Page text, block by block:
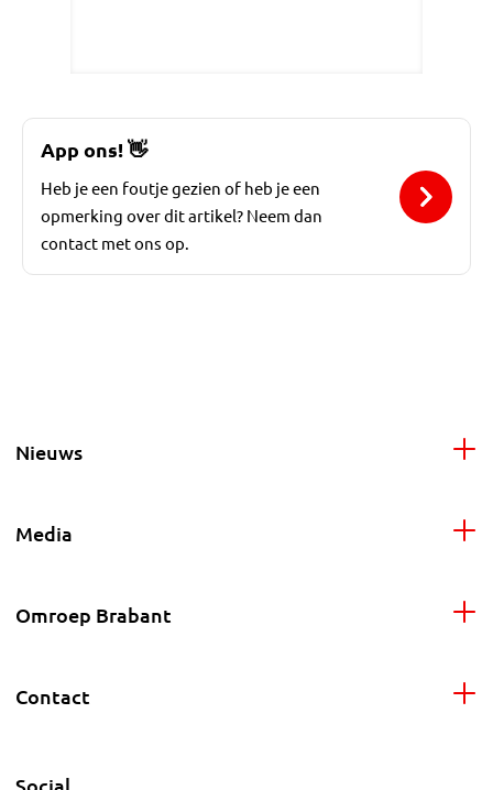
App ons!👋
Heb je een foutje gezien of heb je een
opmerking over dit artikel? Neem dan
contact met ons op.
Nieuws
Media
Omroep Brabant
Contact